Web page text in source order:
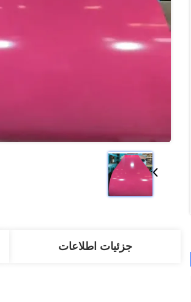
جزئیات اطلاعات